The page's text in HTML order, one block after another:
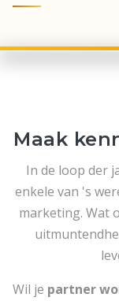
Maak
In de loop der
enkele van 's
marketing. Wat
Wil je partner